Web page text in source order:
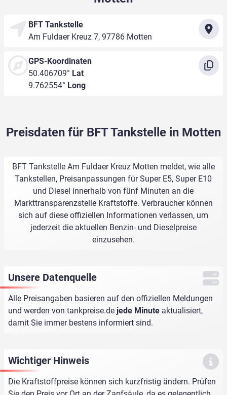
BFT Tankstelle
Am Fuldaer Kreuz 7, 97786 Motten
GPS-Koordinaten
50.406709° Lat
9.762554° Long
Preisdaten für BFT Tankstelle in Motten
BFT Tankstelle Am Fuldaer Kreuz Motten meldet, wie alle
Tankstellen, Preisanpassungen für Super E5, Super E10
und Diesel innerhalb von fünf Minuten an die
Markttransparenzstelle Kraftstoffe. Verbraucher können
sich auf diese offiziellen Informationen verlassen, um
jederzeit die aktuellen Benzin- und Dieselpreise
einzusehen.
Unsere Datenquelle
Alle Preisangaben basieren auf den offiziellen Meldungen
und werden von tankpreise.de jede Minute aktualisiert,
damit Sie immer bestens informiert sind.
Wichtiger Hinweis
Die Kraftstoffpreise können sich kurzfristig ändern. Prüfen